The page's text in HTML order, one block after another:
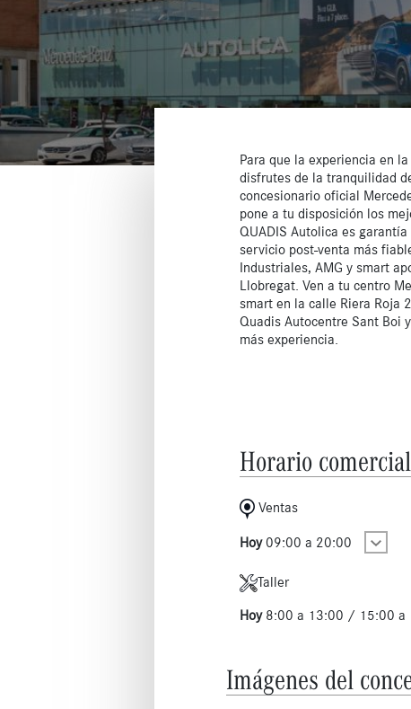
Para que la experiencia en
disfrutes de la tranquilidad
concesionario oficial
pone a tu disposición los
QUADIS Autolica es
servicio post-venta más
Industriales, AMG y smart
Llobregat. Ven a tu centro
smart en la calle Riera Roja
Quadis Autocentre Sant Boi
más experiencia.
Horario comercial
Ventas
Hoy 09:00 a 20:00
Taller
Hoy 8:00 a 13:00 / 15:00 a
Imágenes del